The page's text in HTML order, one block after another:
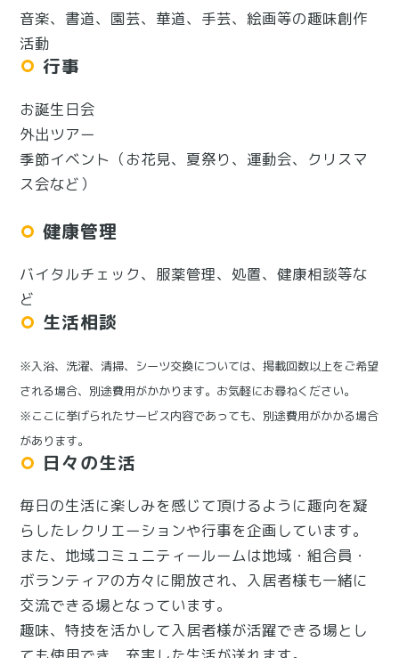
音楽、書道、園芸、華道、手芸、絵画等の趣味創作
活動
行事
お誕生日会
外出ツアー
季節イベント（お花見、夏祭り、運動会、クリスマ
ス会など）
健康管理
バイタルチェック、服薬管理、処置、健康相談等な
ど
生活相談
※入浴、洗濯、清掃、シーツ交換については、掲載回数以上をご希望
される場合、別途費用がかかります。お気軽にお尋ねください。
※ここに挙げられたサービス内容であっても、別途費用がかかる場合
があります。
日々の生活
毎日の生活に楽しみを感じて頂けるように趣向を凝
らしたレクリエーションや行事を企画しています。
また、地域コミュニティールームは地域・組合員・
ボランティアの方々に開放され、入居者様も一緒に
交流できる場となっています。
趣味、特技を活かして入居者様が活躍できる場とし